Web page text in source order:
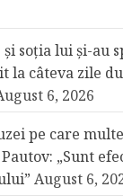
soția lui și-au
la câteva zile
6, 2026
pe care
„Sunt
August 6,